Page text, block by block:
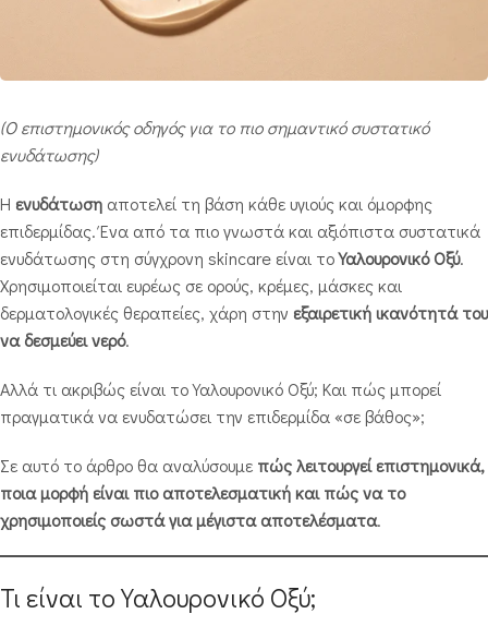
(Ο επιστημονικός οδηγός για το πιο σημαντικό συστατικό
ενυδάτωσης)
Η ενυδάτωση αποτελεί τη βάση κάθε υγιούς και όμορφης
επιδερμίδας. Ένα από τα πιο γνωστά και αξιόπιστα συστατικά
ενυδάτωσης στη σύγχρονη skincare είναι τοΥαλουρονικό Οξύ.
Χρησιμοποιείται ευρέως σε ορούς, κρέμες, μάσκες και
δερματολογικές θεραπείες, χάρη στην εξαιρετική ικανότητά του
να δεσμεύει νερό.
Αλλά τι ακριβώς είναι το Υαλουρονικό Οξύ; Και πώς μπορεί
πραγματικά να ενυδατώσει την επιδερμίδα «σε βάθος»;
Σε αυτό το άρθρο θα αναλύσουμε πώς λειτουργεί επιστημονικά,
ποια μορφή είναι πιο αποτελεσματική και πώς να το
χρησιμοποιείς σωστά για μέγιστα αποτελέσματα.
Τι είναι το Υαλουρονικό Οξύ;